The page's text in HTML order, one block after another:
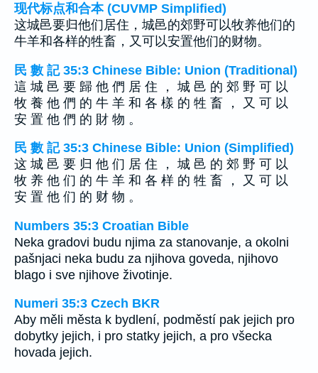
现代标点和合本 (CUVMP Simplified)
这城邑要归他们居住，城邑的郊野可以牧养他们的
牛羊和各样的牲畜，又可以安置他们的财物。
民 數 記 35:3 Chinese Bible: Union (Traditional)
這 城 邑 要 歸 他 們 居 住 ， 城 邑 的 郊 野 可 以
牧 養 他 們 的 牛 羊 和 各 樣 的 牲 畜 ， 又 可 以
安 置 他 們 的 財 物 。
民 數 記 35:3 Chinese Bible: Union (Simplified)
这 城 邑 要 归 他 们 居 住 ， 城 邑 的 郊 野 可 以
牧 养 他 们 的 牛 羊 和 各 样 的 牲 畜 ， 又 可 以
安 置 他 们 的 财 物 。
Numbers 35:3 Croatian Bible
Neka gradovi budu njima za stanovanje, a okolni
pašnjaci neka budu za njihova goveda, njihovo
blago i sve njihove životinje.
Numeri 35:3 Czech BKR
Aby měli města k bydlení, podměstí pak jejich pro
dobytky jejich, i pro statky jejich, a pro všecka
hovada jejich.